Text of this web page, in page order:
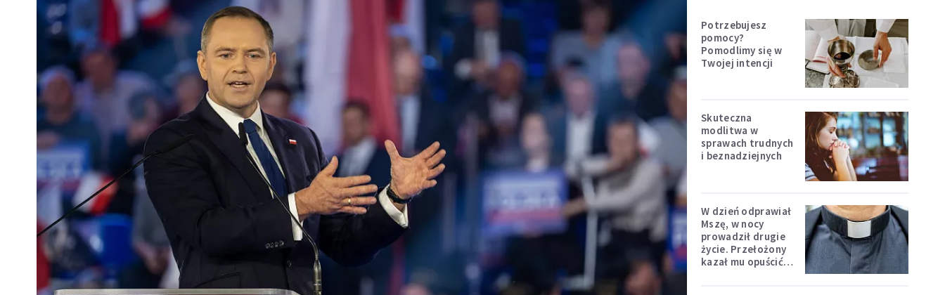
Potrzebujesz
pomocy?
Pomodlimy się w
Twojej intencji
Skuteczna
modlitwa w
sprawach trudnych
i beznadziejnych
W dzień odprawiał
Mszę, w nocy
prowadził drugie
życie. Przełożony
kazał mu opuścić